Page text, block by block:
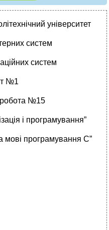
університет
систем
систем
№1
№15
і програмування”
мові програмування С”